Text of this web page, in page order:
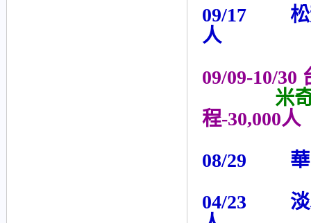
09/17 松菸
人
09/09-10/30
米奇與
程-30,000人
08/29 華山
04/23 淡水